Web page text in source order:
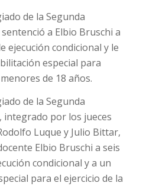
de la Segunda
a Elbio Bruschi a
ejecución condicional y le
especial para
de 18 años.
de la Segunda
integrado por los jueces
Luque y Julio Bittar,
Elbio Bruschi a seis
condicional y a un
para el ejercicio de la